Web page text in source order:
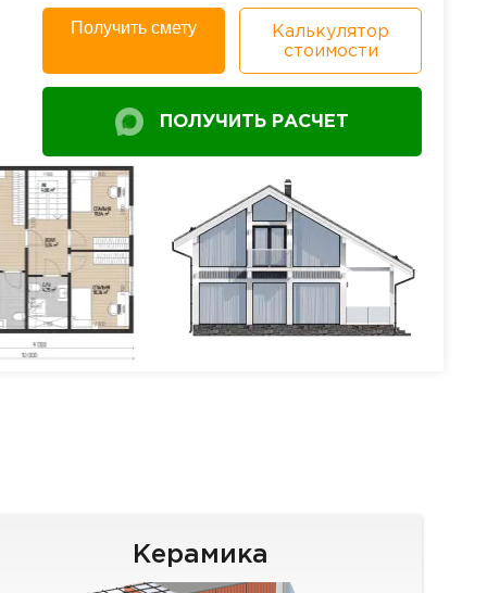
Получить смету
Калькулятор
стоимости
ПОЛУЧИТЬ РАСЧЕТ
Керамика